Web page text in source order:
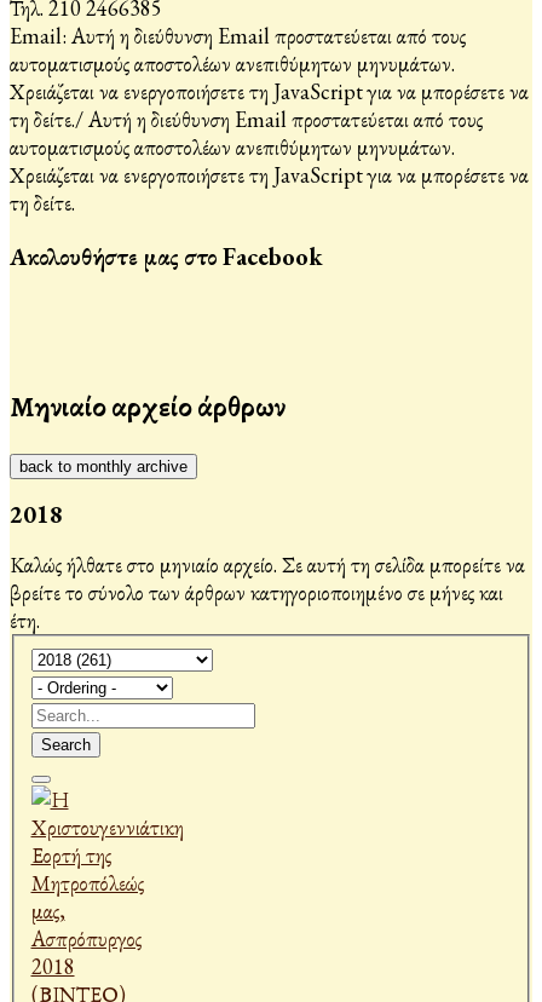
Τηλ. 210 2466385
Email: Αυτή η διεύθυνση Email προστατεύεται από τους
αυτοματισμούς αποστολέων ανεπιθύμητων μηνυμάτων.
Χρειάζεται να ενεργοποιήσετε τη JavaScript για να μπορέσετε να
τη δείτε./Αυτή η διεύθυνση Email προστατεύεται από τους
αυτοματισμούς αποστολέων ανεπιθύμητων μηνυμάτων.
Χρειάζεται να ενεργοποιήσετε τη JavaScript για να μπορέσετε να
τη δείτε.
Ακολουθήστε μας στο Facebook
Μηνιαίο αρχείο άρθρων
back to monthly archive
2018
Καλώς ήλθατε στο μηνιαίο αρχείο. Σε αυτή τη σελίδα μπορείτε να
βρείτε το σύνολο των άρθρων κατηγοριοποιημένο σε μήνες και
έτη.
Search